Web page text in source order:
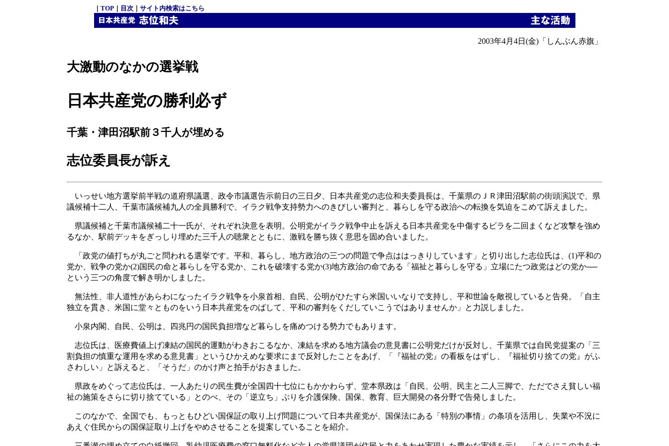
TOP｜ 目次｜ サイト内検索はこちら
2003年4月4日(金)「しんぶん赤旗」
大激動のなかの選挙戦
日本共産党の勝利必ず
千葉・津田沼駅前３千人が埋める
志位委員長が訴え
いっせい地方選挙前半戦の道府県議選、政令市議選告示前日の三日夕、日本共産党の志位和夫委員長は、千葉県のＪＲ津田沼駅前の街頭演説で、県
議候補十二人、千葉市議候補九人の全員勝利で、イラク戦争支持勢力へのきびしい審判と、暮らしを守る政治への転換を気迫をこめて訴えました。
県議候補と千葉市議候補二十一氏が、それぞれ決意を表明。公明党がイラク戦争中止を訴える日本共産党を中傷するビラを二回まくなど攻撃を強め
るなか、駅前デッキをぎっしり埋めた三千人の聴衆とともに、激戦を勝ち抜く意思を固め合いました。
「政党の値打ちが丸ごと問われる選挙です。平和、暮らし、地方政治の三つの問題で争点ははっきりしています」と切り出した志位氏は、(1)平和の
党か、戦争の党か(2)国民の命と暮らしを守る党か、これを破壊する党か(3)地方政治の命である「福祉と暮らしを守る」立場にたつ政党はどの党か──
という三つの角度で解き明かしました。
無法性、非人道性があらわになったイラク戦争を小泉首相、自民、公明がひたすら米国いいなりで支持し、平和世論を敵視していると告発。「自主
独立を貫き、米国に堂々とものをいう日本共産党をのばして、平和の審判をくだしていこうではありませんか」と力説しました。
小泉内閣、自民、公明は、四兆円の国民負担増など暮らしを痛めつける勢力でもあります。
志位氏は、医療費値上げ凍結の国民的運動がわきおこるなか、凍結を求める地方議会の意見書に公明党だけが反対し、千葉県では自民党提案の「三
割負担の慎重な運用を求める意見書」というひかえめな要求にまで反対したことをあげ、「『福祉の党』の看板をはずし、『福祉切り捨ての党』がふ
さわしい」と訴えると、「そうだ」のかけ声と拍手がおきました。
県政をめぐって志位氏は、一人あたりの民生費が全国四十七位にもかかわらず、堂本県政は「自民、公明、民主と二人三脚で、ただでさえ貧しい福
祉の施策をさらに切り捨てている」とのべ、その「逆立ち」ぶりを介護保険、国保、教育、巨大開発の各分野で告発しました。
このなかで、全国でも、もっともひどい国保証の取り上げ問題について日本共産党が、国保法にある「特別の事情」の条項を活用し、失業や不況に
あえぐ住民からの国保証取り上げをやめさせることを提案していることを紹介。